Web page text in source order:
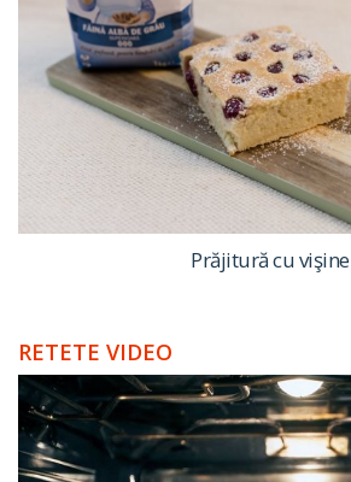
Prăjitură cu vişine
RETETE VIDEO